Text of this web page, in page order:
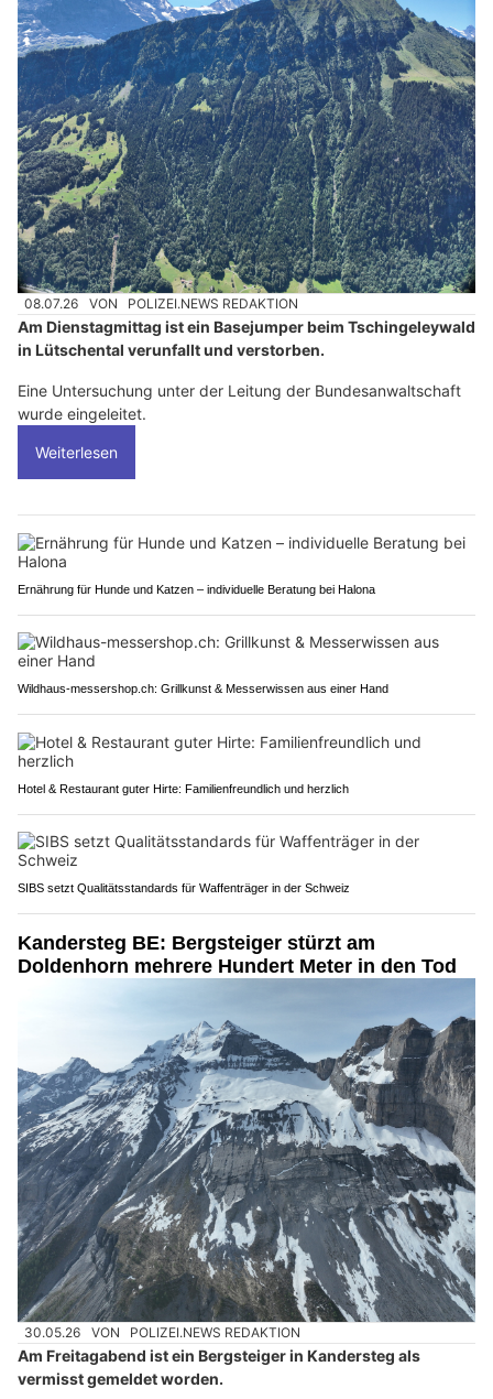
08.07.26 VON POLIZEI.NEWS REDAKTION
Am Dienstagmittag ist ein Basejumper beim Tschingeleywald
in Lütschental verunfallt und verstorben.
Eine Untersuchung unter der Leitung der Bundesanwaltschaft
wurde eingeleitet.
Weiterlesen
Ernährung für Hunde und Katzen – individuelle Beratung bei Halona
Wildhaus-messershop.ch: Grillkunst & Messerwissen aus einer Hand
Hotel & Restaurant guter Hirte: Familienfreundlich und herzlich
SIBS setzt Qualitätsstandards für Waffenträger in der Schweiz
Kandersteg BE: Bergsteiger stürzt am
Doldenhorn mehrere Hundert Meter in den Tod
30.05.26 VON POLIZEI.NEWS REDAKTION
Am Freitagabend ist ein Bergsteiger in Kandersteg als
vermisst gemeldet worden.